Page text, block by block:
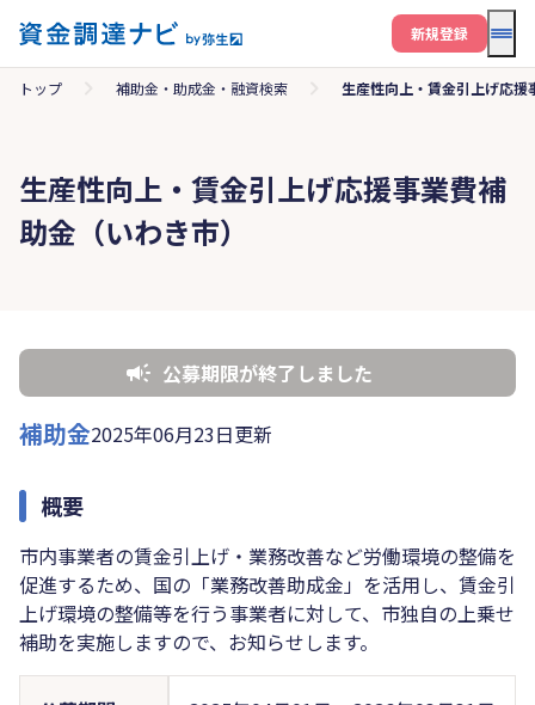
メ
新規登録
トップ 補助金・助成金・融資検索 生産性向上・賃金引上げ応援
生産性向上・賃金引上げ応援事業費補
助金（いわき市）
公募期限が終了しました
補助金2025年06月23日更新
概要
市内事業者の賃金引上げ・業務改善など労働環境の整備を
促進するため、国の「業務改善助成金」を活用し、賃金引
上げ環境の整備等を行う事業者に対して、市独自の上乗せ
補助を実施しますので、お知らせします。